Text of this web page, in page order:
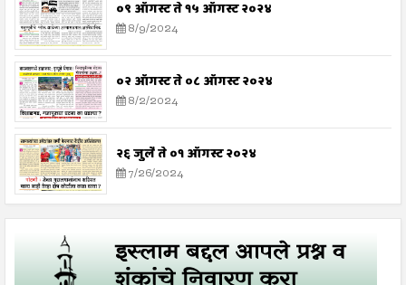
०९ ऑगस्ट ते १५ ऑगस्ट २०२४
8/9/2024
०२ ऑगस्ट ते ०८ ऑगस्ट २०२४
8/2/2024
२६ जुलै ते ०१ ऑगस्ट २०२४
7/26/2024